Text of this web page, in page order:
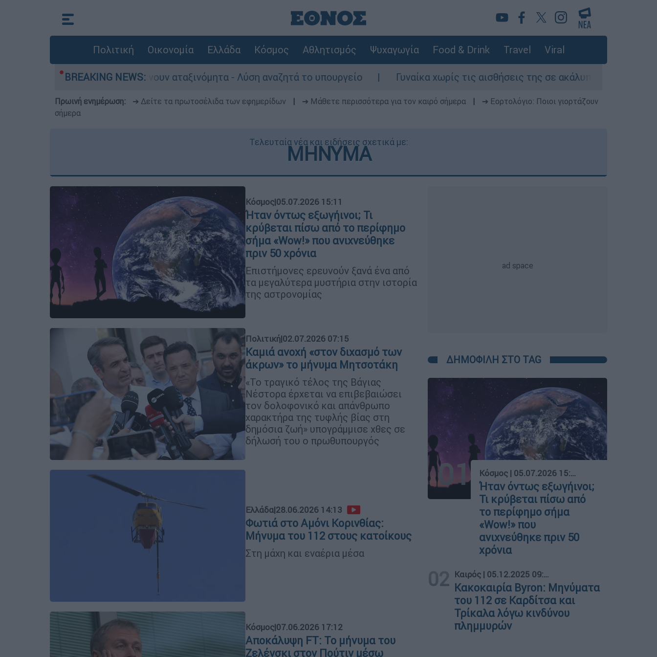
Πολιτική Οικονομία Ελλάδα Κόσμος Αθλητισμός Ψυχαγωγία Food & Drink Travel Viral
BREAKING NEWS:
παραμένουν αταξινόμητα - Λύση αναζητά το υπουργείο Γυναίκα χωρίς τις αισθήσεις της σε ακάλυπτο πολυκατοικίας στη
Πρωινή ενημέρωση: ➔ Δείτε τα πρωτοσέλιδα των εφημερίδων ➔ Μάθετε περισσότερα για τον καιρό σήμερα
➔ Εορτολόγιο: Ποιοι γιορτάζουν
σήμερα
Τελευταία νέα και ειδήσεις σχετικά με:
ΜΗΝΥΜΑ
Κόσμος|05.07.2026 15:11
Ήταν όντως εξωγήινοι; Τι
κρύβεται πίσω από το περίφημο
σήμα «Wow!» που ανιχνεύθηκε
πριν 50 χρόνια
Επιστήμονες ερευνούν ξανά ένα από
τα μεγαλύτερα μυστήρια στην ιστορία
της αστρονομίας
Πολιτική|02.07.2026 07:15
Καμιά ανοχή «στον διχασμό των
άκρων» το μήνυμα Μητσοτάκη
«Το τραγικό τέλος της Βάγιας
Νέστορα έρχεται να επιβεβαιώσει
τον δολοφονικό και απάνθρωπο
χαρακτήρα της τυφλής βίας στη
δημόσια ζωή» υπογράμμισε χθες σε
δήλωσή του ο πρωθυπουργός
Ελλάδα|28.06.2026 14:13
Φωτιά στο Αμόνι Κορινθίας:
Μήνυμα του 112 στους κατοίκους
Στη μάχη και εναέρια μέσα
Κόσμος|07.06.2026 17:12
Αποκάλυψη FT: Το μήνυμα του
Ζελένσκι στον Πούτιν μέσω
ΔΗΜΟΦΙΛΗ ΣΤΟ TAG
01 Κόσμος | 05.07.2026 15:11
Ήταν όντως εξωγήινοι;
Τι κρύβεται πίσω από
το περίφημο σήμα
«Wow!» που
ανιχνεύθηκε πριν 50
χρόνια
02 Καιρός | 05.12.2025 09:29
Κακοκαιρία Byron: Μηνύματα
του 112 σε Καρδίτσα και
Τρίκαλα λόγω κινδύνου
πλημμυρών